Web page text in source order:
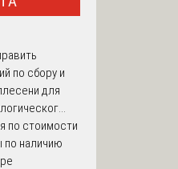
по сбору и
для
по стоимости
по наличию